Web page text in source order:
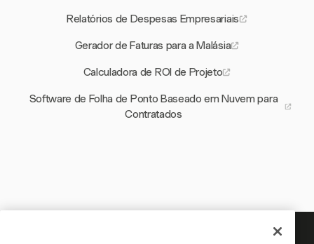
Relatórios de Despesas Empresariais
Gerador de Faturas para a Malásia
Calculadora de ROI de Projeto
Software de Folha de Ponto Baseado em Nuvem para
Contratados